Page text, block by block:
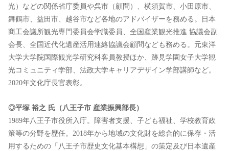
光）などの関係省庁委員や呉市（顧問）、横須賀市、⼩⽥原市、
舞鶴市、益⽥市、越⾕市など各地のアドバイザーを務める。⽇本
商⼯会議所観光専⾨委員会学識委員、全国産業観光推進 協議会副
会⻑、全国近代化遺産活⽤連絡協議会顧問なども務める。元東洋
⼤学⼤学院国際観光学研究科客員教授ほか、跡⾒学園⼥⼦⼤学観
光コミュニティ学部、法政⼤学キャリアデザイン学部講師など。
2020年⽂化庁⻑官表彰。
◎平塚 裕之 ⽒（⼋王⼦市 産業振興部⻑）
1989年⼋王⼦市役所⼊庁。障害者⽀援、⼦ども福祉、学校教育政
策等の分野を歴任。2018年から地域の⽂化財を総合的に保存・活
⽤するための「⼋王⼦市歴史⽂化基本構想」の策定及び⽇本遺産